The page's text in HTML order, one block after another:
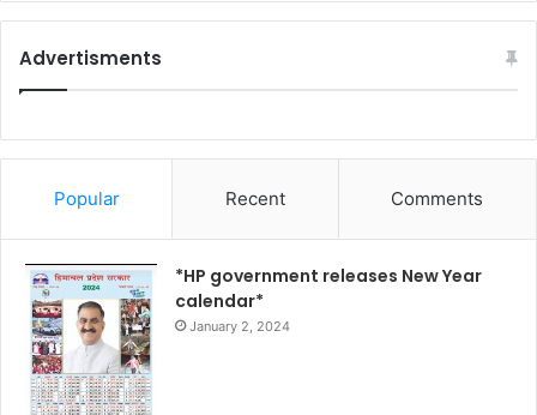
Advertisments
Popular Recent Comments
*HP government releases New Year
calendar*
January 2, 2024